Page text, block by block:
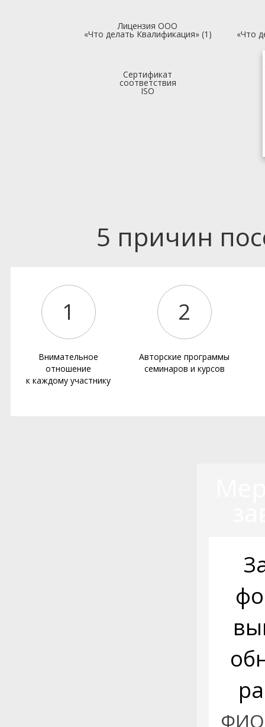
Лицензия ООО
«Что делать Квалификация» (1) «Что
Сертификат
соответствия
ISO
5 причин
1
Внимательное
отношение
к каждому участнику
2
Авторские программы
семинаров и курсов